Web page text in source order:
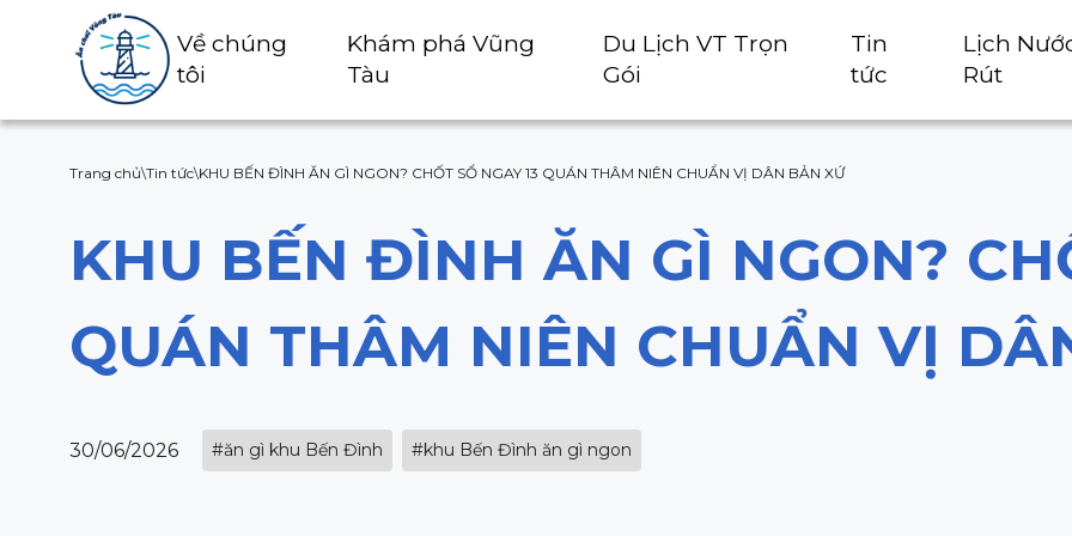
Về chúng
tôi
Khám phá Vũng
Tàu
Du Lịch VT Trọn
Gói
Tin
tức
Lịch
Rút
Trang chủ\Tin tức\KHU BẾN ĐÌNH ĂN GÌ NGON? CHỐT SỔ NGAY 13 QUÁN THÂM NIÊN CHUẨN VỊ DÂN BẢN XỨ
KHU BẾN ĐÌNH ĂN GÌ NGON?
QUÁN THÂM NIÊN CHUẨN VỊ
30/06/2026 #ăn gì khu Bến Đình #khu Bến Đình ăn gì ngon